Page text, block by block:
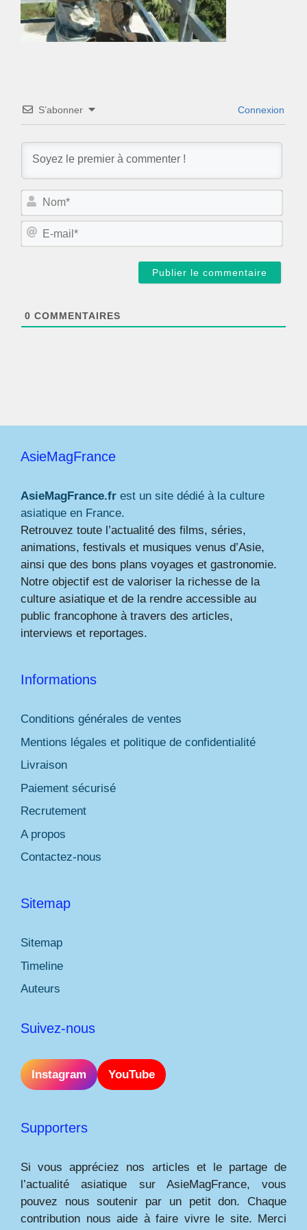
S’abonner Connexion
N
m
E
0 COMMENTAIRES
AsieMagFrance
AsieMagFrance.fr est un site dédié à la culture
asiatique en France.
Retrouvez toute l’actualité des films, séries,
animations, festivals et musiques venus d’Asie,
ainsi que des bons plans voyages et gastronomie.
Notre objectif est de valoriser la richesse de la
culture asiatique et de la rendre accessible au
public francophone à travers des articles,
interviews et reportages.
Informations
Conditions générales de ventes
Mentions légales et politique de confidentialité
Livraison
Paiement sécurisé
Recrutement
A propos
Contactez-nous
Sitemap
Sitemap
Timeline
Auteurs
Suivez-nous
Instagram YouTube
Supporters
Si vous appréciez nos articles et le partage de
l’actualité asiatique sur AsieMagFrance, vous
pouvez nous soutenir par un petit don. Chaque
contribution nous aide à faire vivre le site. Merci